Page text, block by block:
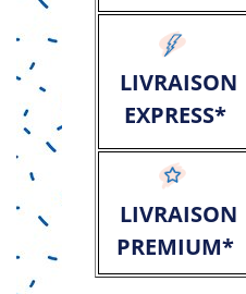
LIVRAISON
EXPRESS*
LIVRAISON
PREMIUM*